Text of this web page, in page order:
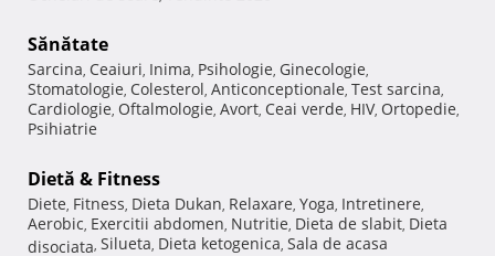
Sănătate
Sarcina, Ceaiuri, Inima, Psihologie, Ginecologie,
Stomatologie, Colesterol, Anticonceptionale, Test sarcina,
Cardiologie, Oftalmologie, Avort, Ceai verde, HIV, Ortopedie,
Psihiatrie
Dietă & Fitness
Diete, Fitness, Dieta Dukan, Relaxare, Yoga, Intretinere,
Aerobic, Exercitii abdomen, Nutritie, Dieta de slabit, Dieta
disociata, Silueta, Dieta ketogenica, Sala de acasa